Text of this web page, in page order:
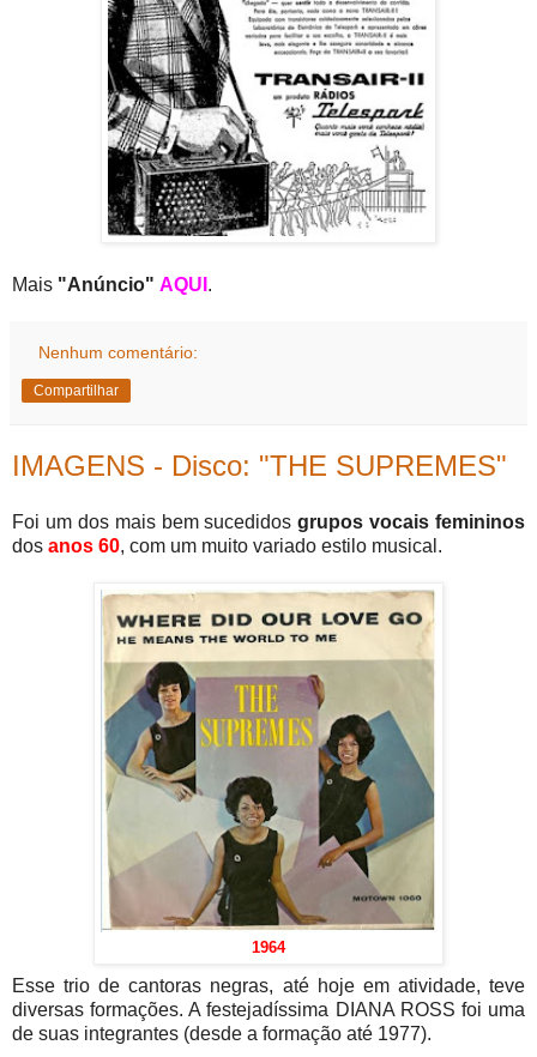
Mais "Anúncio" AQUI .
Nenhum comentário:
Compartilhar
IMAGENS - Disco: "THE SUPREMES"
Foi um dos mais bem sucedidosgrupos vocais femininos
dos anos 60, com um muito variado estilo musical.
1964
Esse trio de cantoras negras, até hoje em atividade, teve
diversas formações. A festejadíssima DIANA ROSS foi uma
de suas integrantes (desde a formação até 1977).